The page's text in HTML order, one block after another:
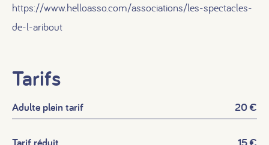
https://www.helloasso.com/associations/les-spectacles-
de-l-aribout
Tarifs
Adulte plein tarif 20 €